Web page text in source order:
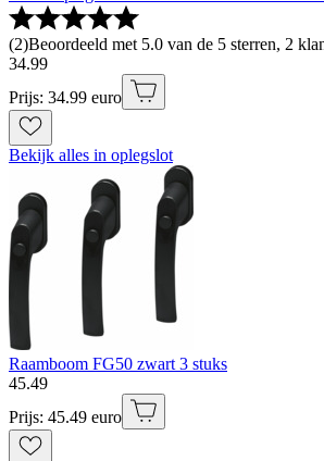
(2)Beoordeeld met 5.0 van de 5 sterren, 2
34.99
Prijs: 34.99 euro
Bekijk alles in oplegslot
Raamboom FG50 zwart 3 stuks
45.49
Prijs: 45.49 euro